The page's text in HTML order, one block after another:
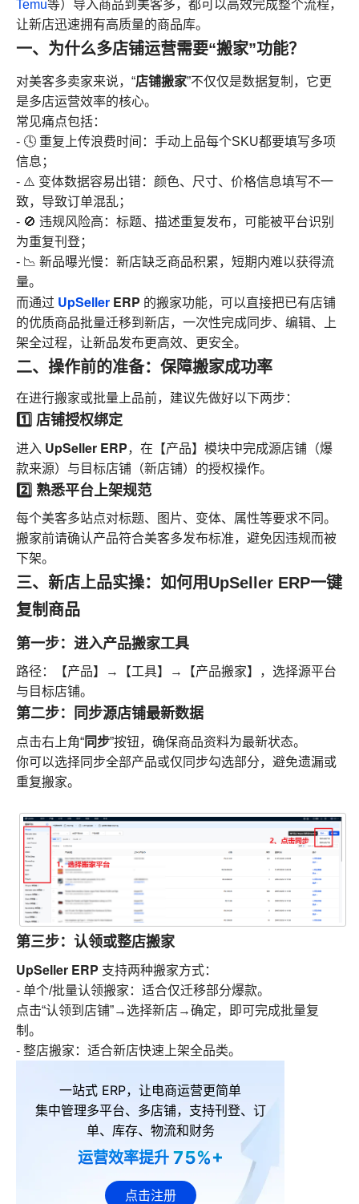
Temu等）导入商品到美客多，都可以高效完成整个流程，
让新店迅速拥有高质量的商品库。
一、为什么多店铺运营需要“搬家”功能？
对美客多卖家来说，“店铺搬家”不仅仅是数据复制，它更
是多店运营效率的核心。
常见痛点包括：
- 🕓 重复上传浪费时间：手动上品每个SKU都要填写多项
信息；
- ⚠️ 变体数据容易出错：颜色、尺寸、价格信息填写不一
致，导致订单混乱；
- 🚫 违规风险高：标题、描述重复发布，可能被平台识别
为重复刊登；
- 📉 新品曝光慢：新店缺乏商品积累，短期内难以获得流
量。
而通过 UpSeller ERP 的搬家功能，可以直接把已有店铺
的优质商品批量迁移到新店，一次性完成同步、编辑、上
架全过程，让新品发布更高效、更安全。
二、操作前的准备：保障搬家成功率
在进行搬家或批量上品前，建议先做好以下两步：
1️⃣ 店铺授权绑定
进入 UpSeller ERP，在【产品】模块中完成源店铺（爆
款来源）与目标店铺（新店铺）的授权操作。
2️⃣ 熟悉平台上架规范
每个美客多站点对标题、图片、变体、属性等要求不同。
搬家前请确认产品符合美客多发布标准，避免因违规而被
下架。
三、新店上品实操：如何用UpSeller ERP一键
复制商品
第一步：进入产品搬家工具
路径：【产品】→【工具】→【产品搬家】，选择源平台
与目标店铺。
第二步：同步源店铺最新数据
点击右上角“同步”按钮，确保商品资料为最新状态。
你可以选择同步全部产品或仅同步勾选部分，避免遗漏或
重复搬家。
第三步：认领或整店搬家
UpSeller ERP 支持两种搬家方式：
- 单个/批量认领搬家：适合仅迁移部分爆款。
点击“认领到店铺”→选择新店→确定，即可完成批量复
制。
- 整店搬家：适合新店快速上架全品类。
一站式 ERP，让电商运营更简单
集中管理多平台、多店铺，支持刊登、订
单、库存、物流和财务
运营效率提升 75%+
点击注册